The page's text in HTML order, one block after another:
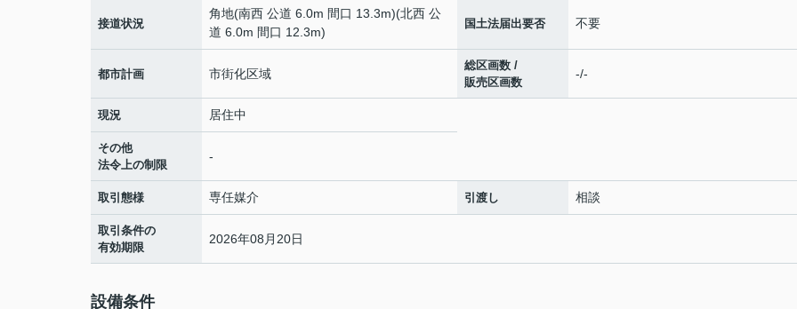
接道状況
角地(南西 公道 6.0m 間口 13.3m)(北西 公
道 6.0m 間口 12.3m)
国土法届出要否 不要
都市計画 市街化区域
総区画数 /
販売区画数
-/-
現況 居住中
その他
法令上の制限
-
取引態様 専任媒介 引渡し 相談
取引条件の
有効期限
2026年08月20日
設備条件